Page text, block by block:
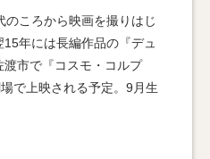
ころから映画を撮りはじ
年には長編作品の『デュ
市で『コスモ・コルプ
で上映される予定。9月生